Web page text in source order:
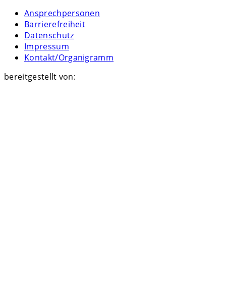
Ansprechpersonen
Barrierefreiheit
Datenschutz
Impressum
Kontakt/Organigramm
bereitgestellt von: